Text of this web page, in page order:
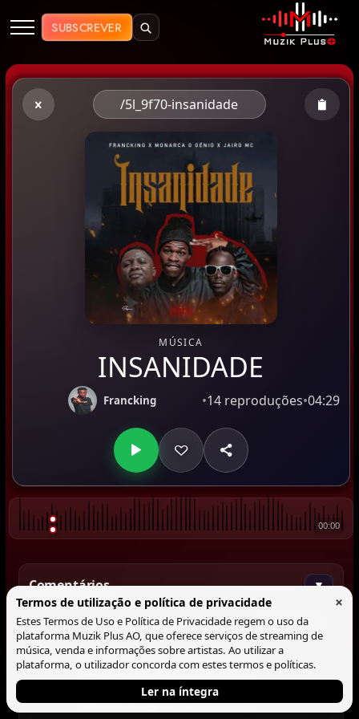
Muzik Plus AO - Streaming de
SUBSCREVER
/5l_9f70-insanidade
MÚSICA
INSANIDADE
Francking •14 reproduções•04:29
00:00
Comentários ▼
Comentar
00:34 @Lucas AntónioInsanidade
00:34 @FranckingYah é a shit bro
Termos de utilização e política de privacidade ×
Estes Termos de Uso e Política de Privacidade regem o uso da
plataforma Muzik Plus AO, que oferece serviços de streaming de
música, venda e informações sobre artistas. Ao utilizar a
plataforma, o utilizador concorda com estes termos e políticas.
Ler na íntegra